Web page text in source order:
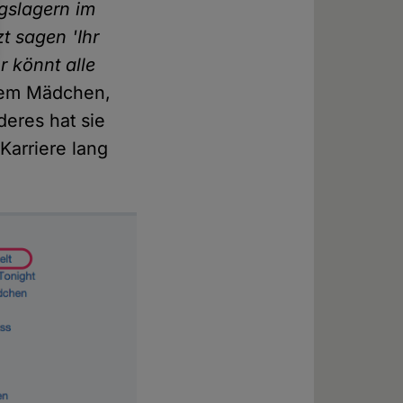
im
sagen 'Ihr
könnt alle
Mädchen,
hat sie
lang